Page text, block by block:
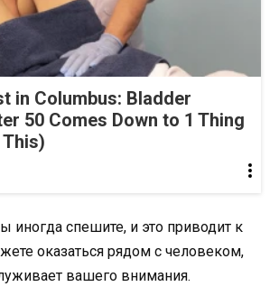
in Columbus: Bladder
50 Comes Down to 1 Thing
иногда спешите, и это приводит к
оказаться рядом с человеком,
вашего внимания.